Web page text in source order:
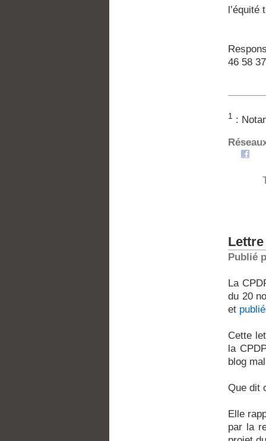
l’équité
46 58 37
1 :
Publié
La
du 20
et
Cette
la
blog
Que dit
Elle
par la